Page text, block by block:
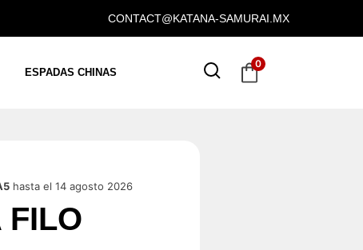
CONTACT@KATANA-SAMURAI.MX
ESPADAS CHINAS
0
hasta el 14 agosto 2026
FILO